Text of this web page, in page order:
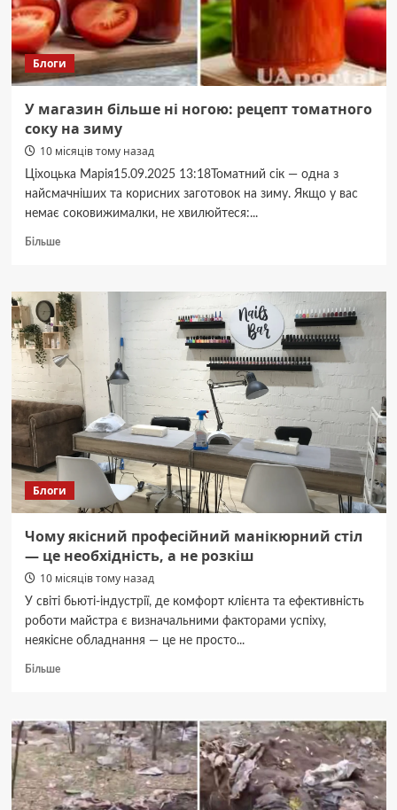
та
відданий
волонтер
Блоги
У магазин більше ні ногою: рецепт томатного
соку на зиму
10 місяців тому назад
Ціхоцька Марія15.09.2025 13:18Томатний сік — одна з
найсмачніших та корисних заготовок на зиму. Якщо у вас
немає соковижималки, не хвилюйтеся:...
БільшеДокладніше
магазин
більше
ні
ногою:
рецепт
томатного
соку
на
зиму
Блоги
Чому якісний професійний манікюрний стіл
— це необхідність, а не розкіш
10 місяців тому назад
У світі бьюті-індустрії, де комфорт клієнта та ефективність
роботи майстра є визначальними факторами успіху,
неякісне обладнання — це не просто...
БільшеДокладніше
професійний
манікюрний
стіл
—
це